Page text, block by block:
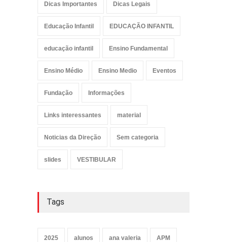
Dicas Importantes Dicas Legais
Educação Infantil EDUCAÇÃO INFANTIL
educação infantil Ensino Fundamental
Ensino Médio Ensino Medio Eventos
Fundação Informações
Links interessantes material
Noticias da Direção Sem categoria
slides VESTIBULAR
Tags
2025 alunos ana valeria APM